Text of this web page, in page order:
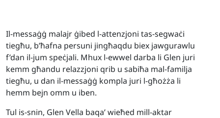
Il-messaġġ malajr ġibed l-attenzjoni tas-segwaċi
tiegħu, b’ħafna persuni jingħaqdu biex jawgurawlu
f’dan il-jum speċjali. Mhux l-ewwel darba li Glen juri
kemm għandu relazzjoni qrib u sabiħa mal-familja
tiegħu, u dan il-messaġġ kompla juri l-għożża li
hemm bejn omm u iben.
Tul is-snin, Glen Vella baqa’ wieħed mill-aktar